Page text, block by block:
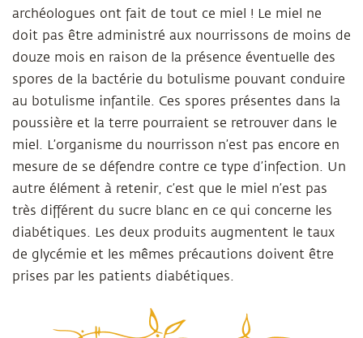
archéologues ont fait de tout ce miel ! Le miel ne
doit pas être administré aux nourrissons de moins de
douze mois en raison de la présence éventuelle des
spores de la bactérie du botulisme pouvant conduire
au botulisme infantile. Ces spores présentes dans la
poussière et la terre pourraient se retrouver dans le
miel. L’organisme du nourrisson n’est pas encore en
mesure de se défendre contre ce type d’infection. Un
autre élément à retenir, c’est que le miel n’est pas
très différent du sucre blanc en ce qui concerne les
diabétiques. Les deux produits augmentent le taux
de glycémie et les mêmes précautions doivent être
prises par les patients diabétiques.